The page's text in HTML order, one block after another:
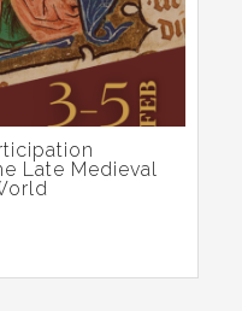
Late Medieval